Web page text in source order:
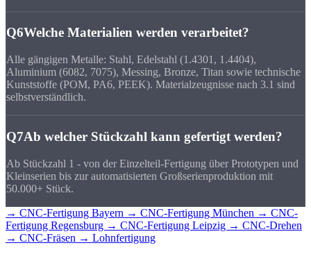
Q6Welche Materialien werden verarbeitet?
Alle gängigen Metalle: Stahl, Edelstahl (1.4301, 1.4404),
Aluminium (6082, 7075), Messing, Bronze, Titan sowie technische
Kunststoffe (POM, PA6, PEEK). Materialzeugnisse nach 3.1 sind
selbstverständlich.
Q7Ab welcher Stückzahl kann gefertigt werden?
Ab Stückzahl 1 - von der Einzelteil-Fertigung über Prototypen und
Kleinserien bis zur automatisierten Großserienproduktion mit
50.000+ Stück.
→ CNC-Fertigung Bayern → CNC-Fertigung München → CNC-
Fertigung Regensburg → CNC-Fertigung Leipzig → CNC-Drehen
→ CNC-Fräsen → Lohnfertigung